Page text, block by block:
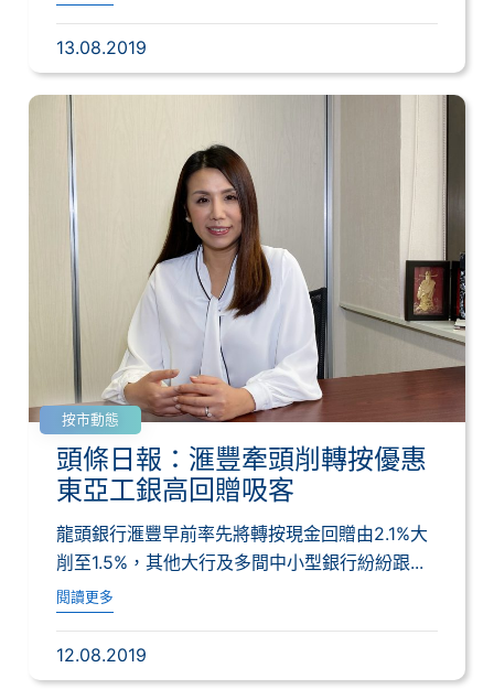
13.08.2019
按市動態
頭條日報：滙豐牽頭削轉按優惠
東亞工銀高回贈吸客
龍頭銀行滙豐早前率先將轉按現金回贈由2.1%大
削至1.5%，其他大行及多間中小型銀行紛紛跟...
閱讀更多
12.08.2019